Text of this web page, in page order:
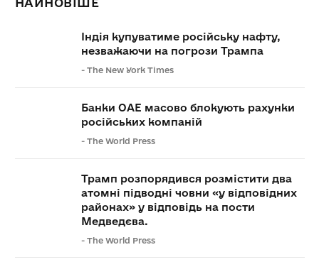
Індія купуватиме російську нафту,
незважаючи на погрози Трампа
- The New York Times
Банки ОАЕ масово блокують рахунки
російських компаній
- The World Press
Трамп розпорядився розмістити два
атомні підводні човни «у відповідних
районах» у відповідь на пости
Медведєва.
- The World Press